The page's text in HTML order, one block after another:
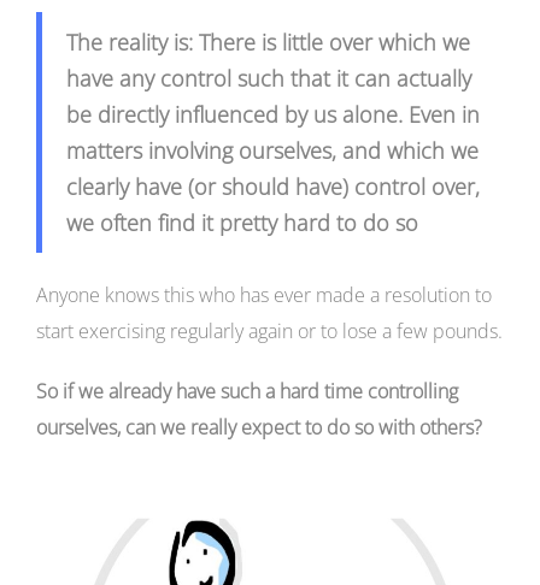
The reality is: There is little over which we
have any control such that it can actually
be directly influenced by us alone. Even in
matters involving ourselves, and which we
clearly have (or should have) control over,
we often find it pretty hard to do so
Anyone knows this who has ever made a resolution to
start exercising regularly again or to lose a few pounds.
So if we already have such a hard time controlling
ourselves, can we really expect to do so with others?